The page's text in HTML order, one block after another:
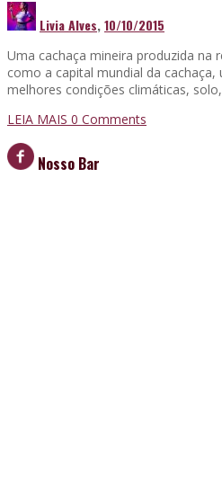
Livia Alves,10/10/2015
Uma cachaça mineira produzida na
como a capital mundial da cachaça,
melhores condições climáticas,
LEIA MAIS 0 Comments
Nosso Bar